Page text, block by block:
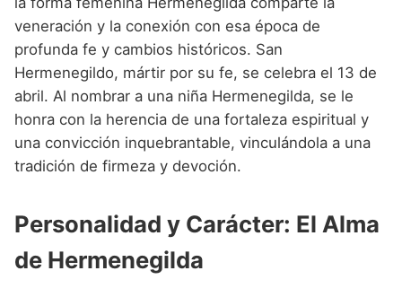
veneración y la conexión con esa época de
profunda fe y cambios históricos. San
Hermenegildo, mártir por su fe, se celebra el 13 de
abril. Al nombrar a una niña Hermenegilda, se le
honra con la herencia de una fortaleza espiritual y
una convicción inquebrantable, vinculándola a una
tradición de firmeza y devoción.
Personalidad y Carácter: El Alma
de Hermenegilda